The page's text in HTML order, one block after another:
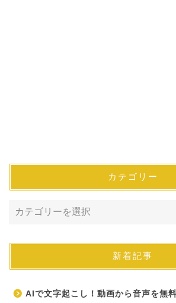
カテゴリー
新着記事
AIで文字起こし！動画から音声を無